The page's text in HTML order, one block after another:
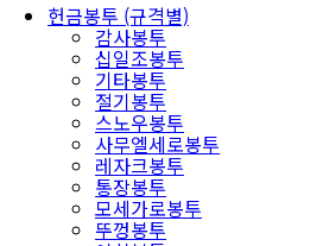
헌금봉투 (규격별)
감사봉투
십일조봉투
기타봉투
절기봉투
스노우봉투
사무엘세로봉투
레자크봉투
통장봉투
모세가로봉투
뚜껑봉투